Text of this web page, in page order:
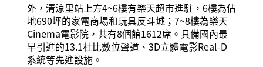
外，清涼里站上方4~6樓有樂天超市進駐，6樓為佔
地690坪的家電商場和玩具反斗城；7~8樓為樂天
Cinema電影院，共有8個館1612席。具備國內最
早引進的13.1杜比數位聲道、3D立體電影Real-D
系統等先進設施。